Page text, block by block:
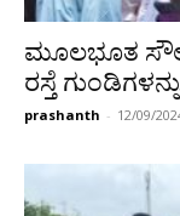
ಮೂಲಭೂತ
ರಸ್ತೆ
prashanth - 12/09/